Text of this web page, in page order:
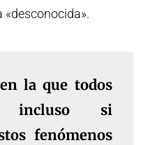
la que todos
incluso si
fenómenos